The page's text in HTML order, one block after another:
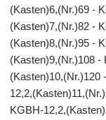
(Kasten)6,(Nr.)69 -
(Kasten)7,(Nr.)82 -
(Kasten)8,(Nr.)95 -
(Kasten)9,(Nr.)108 -
(Kasten)10,(Nr.)120
KGBH-